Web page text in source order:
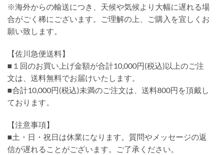
※海外からの輸送につき、天候や気候より大幅に遅れる場
合がごく稀にございます。ご理解の上、ご購入を宜しくお
願い致します。
【佐川急便送料】
■１回のお買い上げ金額が合計10,000円(税込)以上のご注
文は、送料無料でお届けいたします。
■合計10,000円(税込)未満のご注文は、送料800円を頂戴し
ております。
【注意事項】
■土・日・祝日は休業になります。質問やメッセージの返
信が遅れることがございます。ご了承ください。